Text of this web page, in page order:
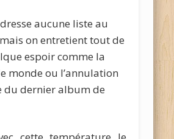
aucune liste au
on entretient tout de
espoir comme la
monde ou l’annulation
du dernier album de